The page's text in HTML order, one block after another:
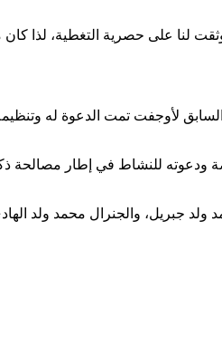
لنا على حصرية التغطية، لذا
ولد أحمين أعمر العمدة السابق لأوجفت تمت
للنشاط في إطار مصالحة
جبريل، والجنرال محمد ولد